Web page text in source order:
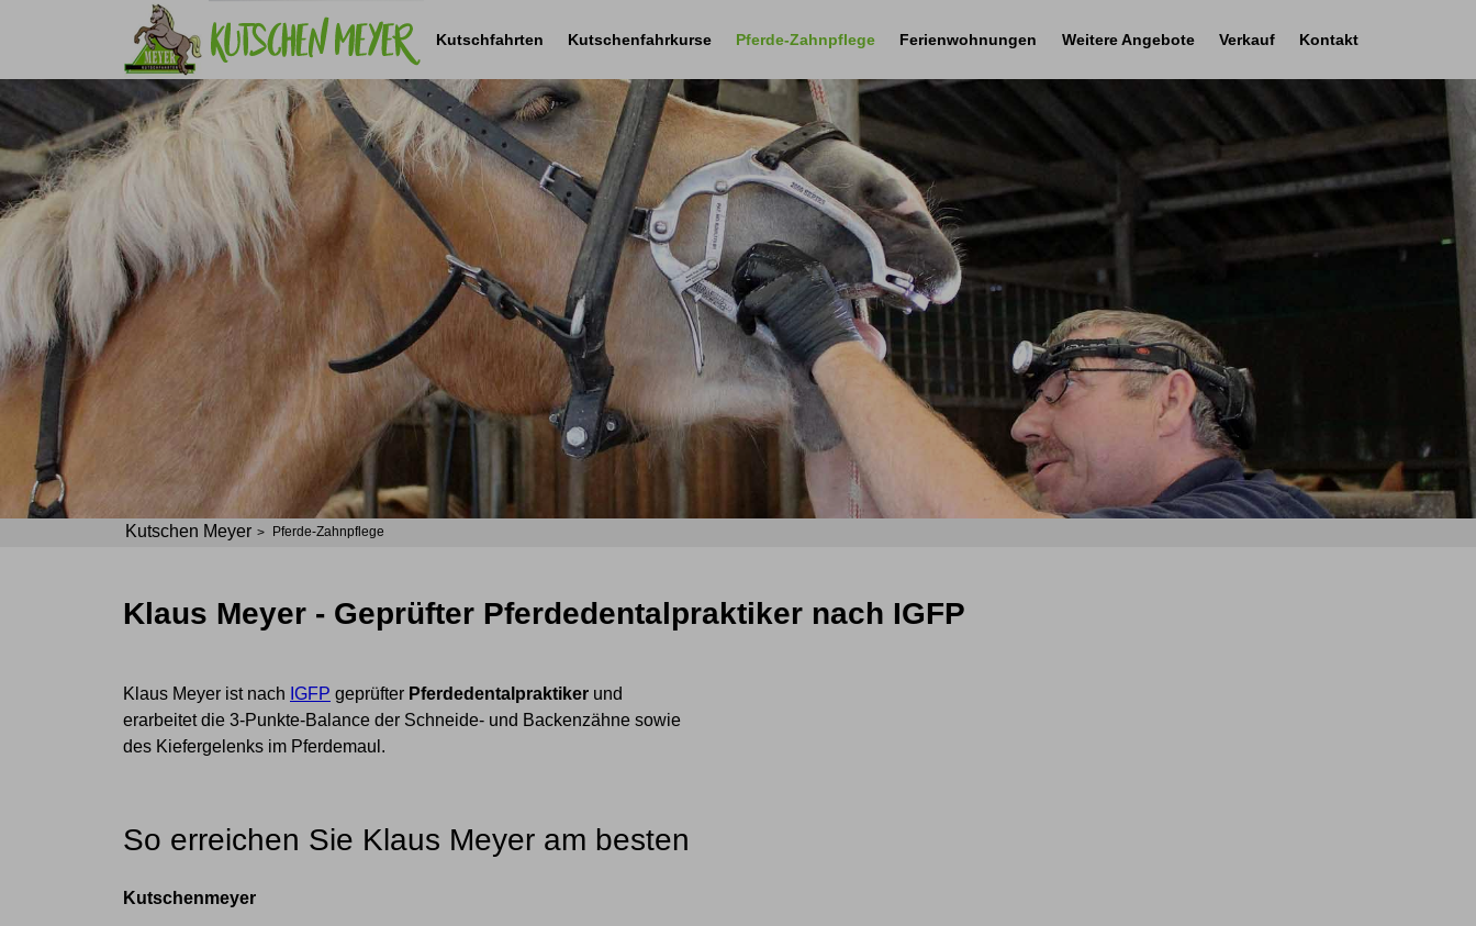
Navigation
überspringen
Kutschfahrten Kutschenfahrkurse Pferde-Zahnpflege Ferienwohnungen Weitere Angebote Verkauf Kontakt
Kutschen Meyer Pferde-Zahnpflege
Klaus Meyer - Geprüfter Pferdedentalpraktiker nach IGFP
Klaus Meyer ist nach IGFP geprüfter Pferdedentalpraktiker und
erarbeitet die 3-Punkte-Balance der Schneide- und Backenzähne sowie
des Kiefergelenks im Pferdemaul.
So erreichen Sie Klaus Meyer am besten
Kutschenmeyer